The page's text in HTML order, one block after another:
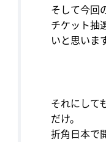
そして今回
チケット抽
いと思いま
それにして
だけ。
折角日本で